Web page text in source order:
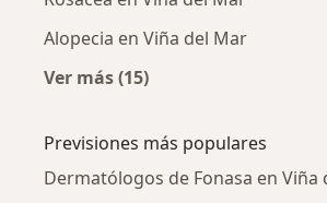
Alopecia en Viña del Mar
Ver más (15)
Previsiones más populares
Dermatólogos de Fonasa en Viña